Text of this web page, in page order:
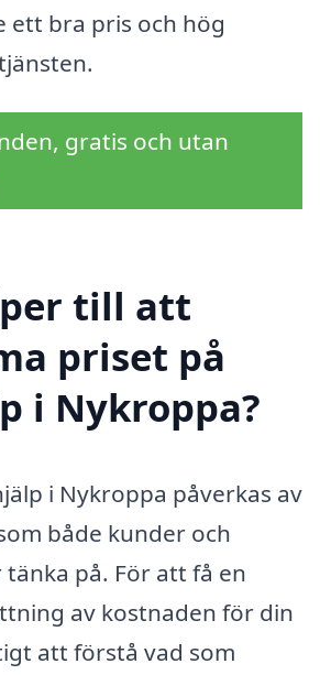
ett bra pris och hög
gratis och utan
till att
priset på
i Nykroppa?
i Nykroppa påverkas av
både kunder och
på. För att få en
av kostnaden för din
att förstå vad som